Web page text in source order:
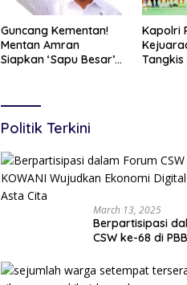
Guncang Kementan!
Mentan Amran
Siapkan ‘Sapu Besar’,
Tersingkir
Kapolri
Tangkis
Politik Terkini
March 13, 2025
Berpartisipasi
CSW ke-68 di
Implementasi